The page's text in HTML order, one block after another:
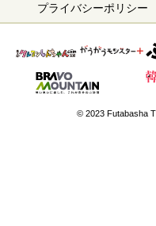
プライバシーポリシー
© 2023 Futabasha